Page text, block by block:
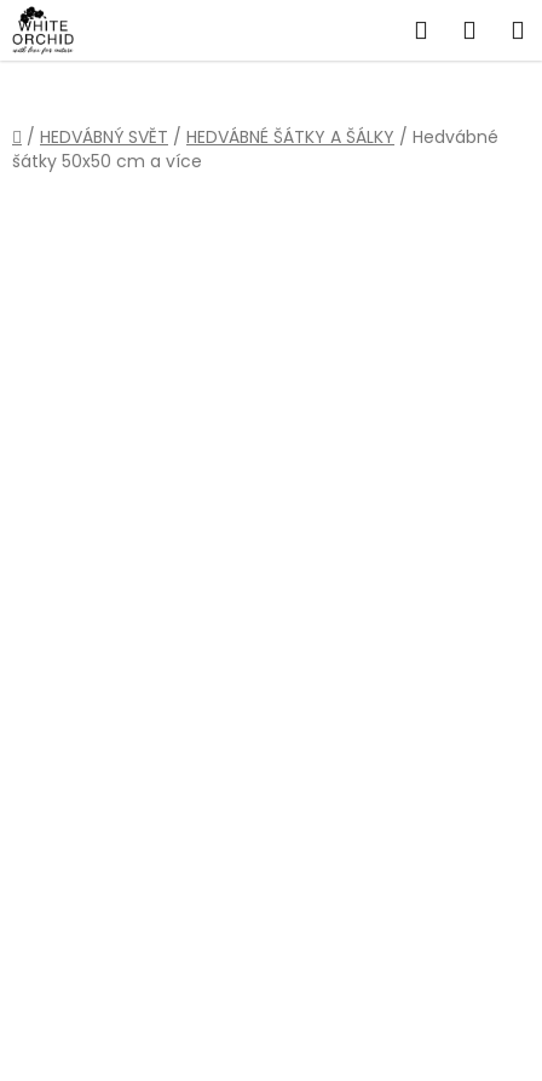
Přejít
na
obsah
Hledat
Domů
/ HEDVÁBNÝ SVĚT / HEDVÁBNÉ ŠÁTKY A ŠÁLKY / Hedvábné
šátky 50x50 cm a více